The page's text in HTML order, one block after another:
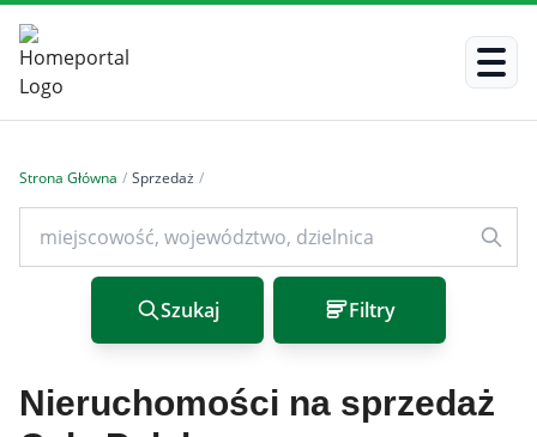
Strona Główna / Sprzedaż /
Szukaj Filtry
Nieruchomości na sprzedaż